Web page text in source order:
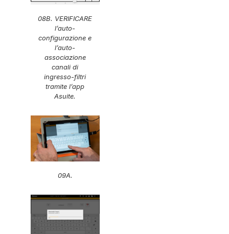
08B. VERIFICARE
l’auto-
configurazione e
l’auto-
associazione
canali di
ingresso-filtri
tramite l’app
Asuite.
09A.